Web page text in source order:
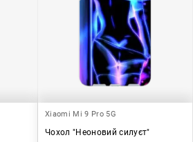
Xiaomi Mi 9 Pro 5G
Чохол "Неоновий силуєт"